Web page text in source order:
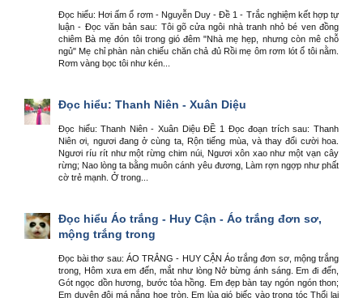
Đọc hiểu: Hơi ấm ổ rơm - Nguyễn Duy - Đề 1 - Trắc nghiệm kết hợp tự
luận - Đọc văn bản sau: Tôi gõ cửa ngôi nhà tranh nhỏ bé ven đồng
chiêm Bà mẹ đón tôi trong gió đêm "Nhà mẹ hẹp, nhưng còn mê chỗ
ngủ" Mẹ chỉ phàn nàn chiếu chăn chả đủ Rồi mẹ ôm rơm lót ổ tôi nằm.
Rơm vàng bọc tôi như kén...
Đọc hiểu: Thanh Niên - Xuân Diệu
Đọc hiểu: Thanh Niên - Xuân Diệu ĐỀ 1 Đọc đoạn trích sau: Thanh
Niên ơi, ngươi đang ở cùng ta, Rộn tiếng mùa, và thay đổi cười hoa.
Ngươi ríu rít như một rừng chim núi, Ngươi xôn xao như một vạn cây
rừng; Nao lòng ta bằng muôn cánh yêu đương, Làm rợn ngợp như phất
cờ trẻ mạnh. Ở trong...
Đọc hiểu Áo trắng - Huy Cận - Áo trắng đơn sơ,
mộng trắng trong
Đọc bài thơ sau: ÁO TRẮNG - HUY CẬN Áo trắng đơn sơ, mộng trắng
trong, Hôm xưa em đến, mắt như lòng Nở bừng ánh sáng. Em đi đến,
Gót ngọc dồn hương, bước tỏa hồng. Em đẹp bàn tay ngón ngón thon;
Em duyên đôi má nắng hoe tròn. Em lùa gió biếc vào trong tóc Thổi lại